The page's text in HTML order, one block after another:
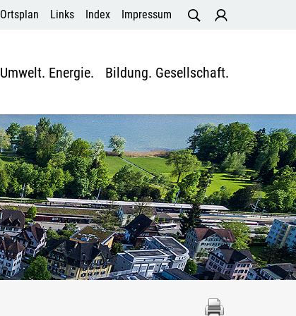
Ortsplan Links Index Impressum
Umwelt. Energie. Bildung. Gesellschaft.